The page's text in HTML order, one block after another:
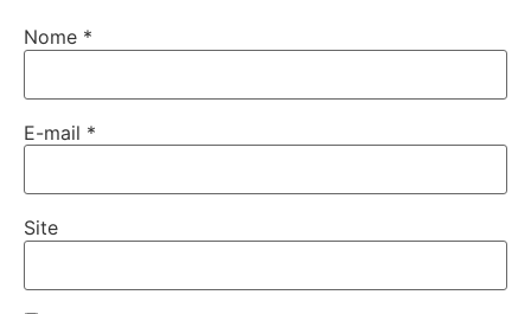
Nome *
E-mail *
Site